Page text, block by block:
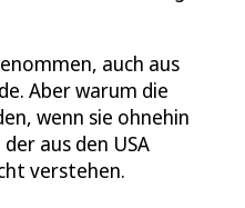
auch aus
Aber warum die
wenn sie ohnehin
aus den USA
verstehen.